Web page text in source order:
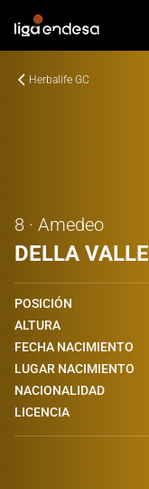
Herbalife GC
8 · Amedeo
DELLA VALLE
POSICIÓN
ALTURA
FECHA NACIMIENTO
LUGAR NACIMIENTO
NACIONALIDAD
LICENCIA